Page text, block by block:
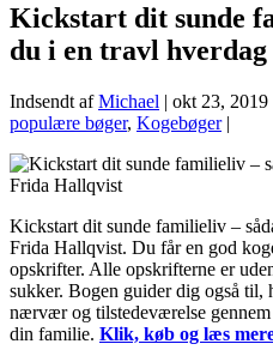
Kickstart dit sunde
du i en travl
Indsendt afMichael | okt 23, 2019
populære bøger, Kogebøger|
Kickstart dit sunde familieliv –
Frida Hallqvist. Du får en god
opskrifter. Alle opskrifterne er
sukker. Bogen guider dig også til,
nærvær og tilstedeværelse
din familie. Klik, køb og læs